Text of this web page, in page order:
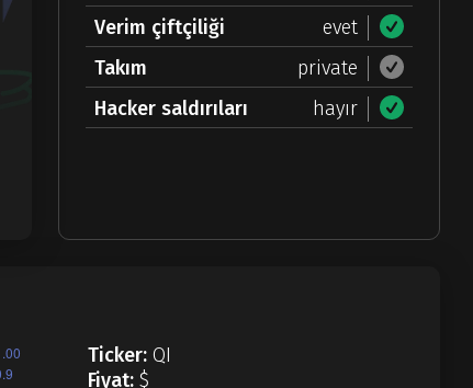
Verim çiftçiliği
evet
Takım
private
Hacker saldırıları
hayır
Ticker: QI
Fiyat: $